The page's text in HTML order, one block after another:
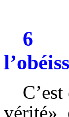
6
vérité»,